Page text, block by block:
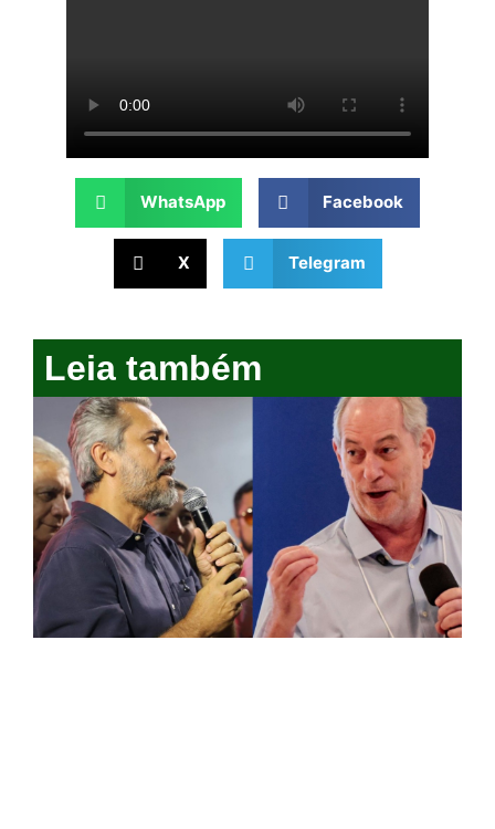
WhatsApp Facebook
X Telegram
Leia também